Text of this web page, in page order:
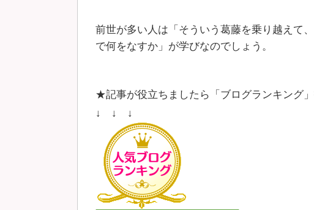
前世が多い人は「そういう葛藤を乗り越えて
で何をなすか」が学びなのでしょう。
★記事が役立ちましたら「ブログランキング
↓ ↓ ↓